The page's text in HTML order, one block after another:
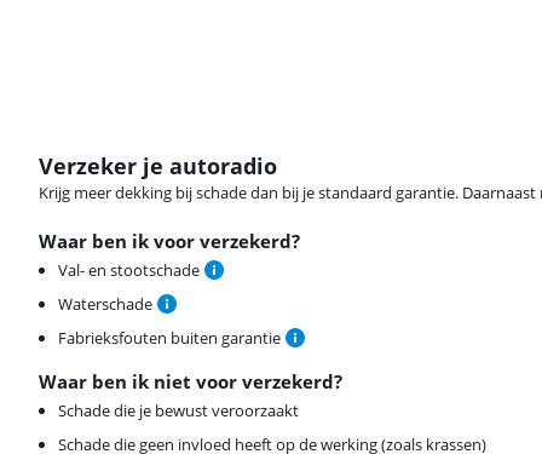
Verzeker je autoradio
Krijg meer dekking bij schade dan bij je standaard garantie.
Waar ben ik voor verzekerd?
Val- en stootschade
Waterschade
Fabrieksfouten buiten garantie
Waar ben ik niet voor verzekerd?
Schade die je bewust veroorzaakt
Schade die geen invloed heeft op de werking (zoals krassen)